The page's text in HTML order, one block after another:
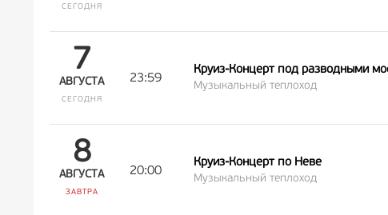
СЕГОДНЯ
7
АВГУСТА
СЕГОДНЯ
23:59
Круиз-Концерт под разводными
Музыкальный теплоход
8
АВГУСТА
ЗАВТРА
20:00
Круиз-Концерт по Неве
Музыкальный теплоход